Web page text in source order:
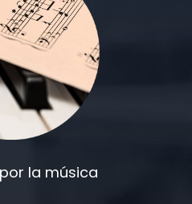
la música